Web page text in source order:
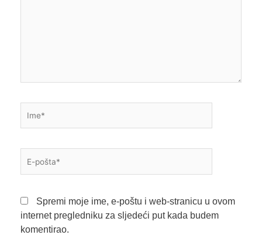
pošta*
Spremi moje ime, e-poštu i web-stranicu u ovom
internet pregledniku za sljedeći put kada budem
komentirao.